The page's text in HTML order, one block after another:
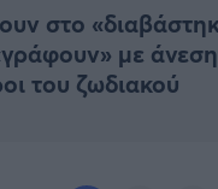
στο
με άνεση
του ζωδιακού